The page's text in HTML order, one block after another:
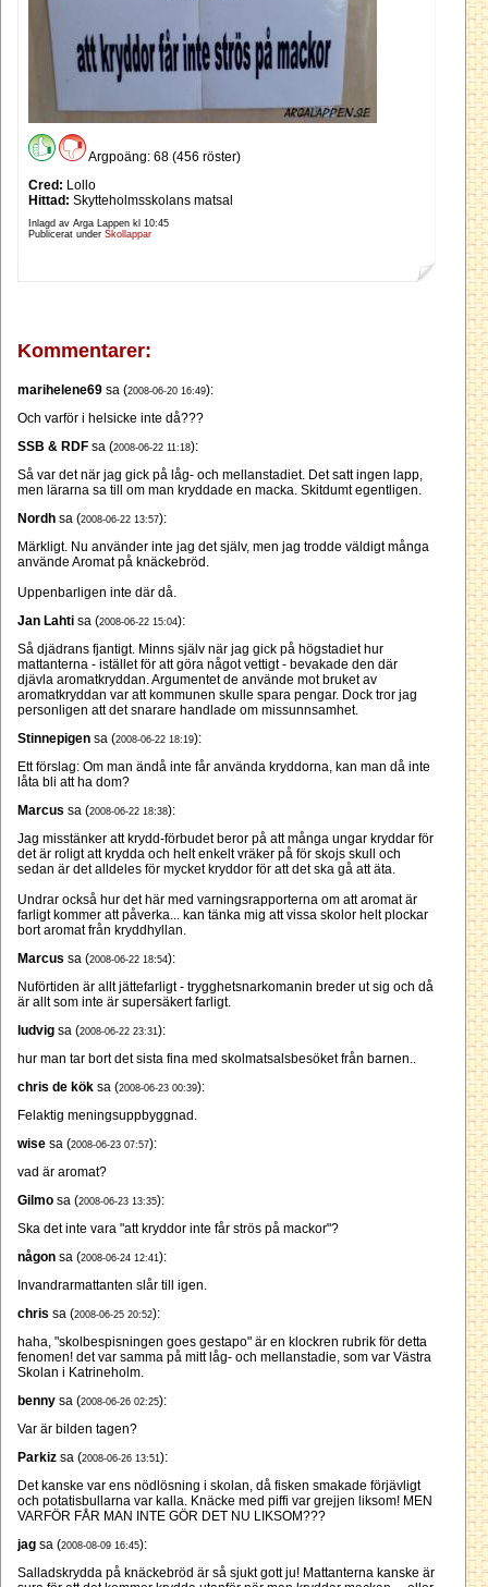
Argpoäng: 68 (456 röster)
Cred: Lollo
Hittad: Skytteholmsskolans matsal
Inlagd av Arga Lappen kl 10:45
Publicerat under Skollappar
Kommentarer:
marihelene69 sa (2008-06-20 16:49):
Och varför i helsicke inte då???
SSB & RDF sa (2008-06-22 11:18):
Så var det när jag gick på låg- och mellanstadiet. Det satt ingen lapp,
men lärarna sa till om man kryddade en macka. Skitdumt egentligen.
Nordh sa (2008-06-22 13:57):
Märkligt. Nu använder inte jag det själv, men jag trodde väldigt många
använde Aromat på knäckebröd.
Uppenbarligen inte där då.
Jan Lahti sa (2008-06-22 15:04):
Så djädrans fjantigt. Minns själv när jag gick på högstadiet hur
mattanterna - istället för att göra något vettigt - bevakade den där
djävla aromatkryddan. Argumentet de använde mot bruket av
aromatkryddan var att kommunen skulle spara pengar. Dock tror jag
personligen att det snarare handlade om missunnsamhet.
Stinnepigen sa (2008-06-22 18:19):
Ett förslag: Om man ändå inte får använda kryddorna, kan man då inte
låta bli att ha dom?
Marcus sa (2008-06-22 18:38):
Jag misstänker att krydd-förbudet beror på att många ungar kryddar för
det är roligt att krydda och helt enkelt vräker på för skojs skull och
sedan är det alldeles för mycket kryddor för att det ska gå att äta.
Undrar också hur det här med varningsrapporterna om att aromat är
farligt kommer att påverka... kan tänka mig att vissa skolor helt plockar
bort aromat från kryddhyllan.
Marcus sa (2008-06-22 18:54):
Nuförtiden är allt jättefarligt - trygghetsnarkomanin breder ut sig och då
är allt som inte är supersäkert farligt.
ludvig sa (2008-06-22 23:31):
hur man tar bort det sista fina med skolmatsalsbesöket från barnen..
chris de kök sa (2008-06-23 00:39):
Felaktig meningsuppbyggnad.
wise sa (2008-06-23 07:57):
vad är aromat?
Gilmo sa (2008-06-23 13:35):
Ska det inte vara "att kryddor inte får strös på mackor"?
någon sa (2008-06-24 12:41):
Invandrarmattanten slår till igen.
chris sa (2008-06-25 20:52):
haha, "skolbespisningen goes gestapo" är en klockren rubrik för detta
fenomen! det var samma på mitt låg- och mellanstadie, som var Västra
Skolan i Katrineholm.
benny sa (2008-06-26 02:25):
Var är bilden tagen?
Parkiz sa (2008-06-26 13:51):
Det kanske var ens nödlösning i skolan, då fisken smakade förjävligt
och potatisbullarna var kalla. Knäcke med piffi var grejjen liksom! MEN
VARFÖR FÅR MAN INTE GÖR DET NU LIKSOM???
jag sa (2008-08-09 16:45):
Salladskrydda på knäckebröd är så sjukt gott ju! Mattanterna kanske är